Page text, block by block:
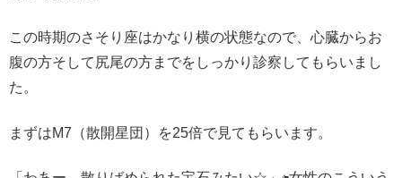
この時期のさそり座はかなり横の状態なので、心臓からお
腹の方そして尻尾の方までをしっかり診察してもらいまし
た。
まずはM7（散開星団）を25倍で見てもらいます。